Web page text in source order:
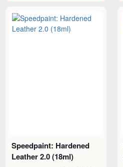
Speedpaint: Hardened
Leather 2.0 (18ml)